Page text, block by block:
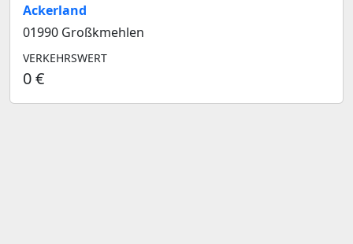
Ackerland
01990 Großkmehlen
VERKEHRSWERT
0 €